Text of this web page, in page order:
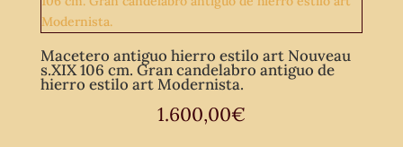
Macetero antiguo hierro estilo art Nouveau
s.XIX 106 cm. Gran candelabro antiguo de
hierro estilo art Modernista.
1.600,00€